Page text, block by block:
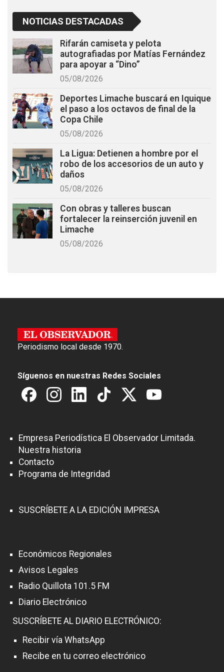
NOTICIAS DESTACADAS
Rifarán camiseta y pelota
autografiadas por Matías Fernández
para apoyar a “Dino”
05/08/2026
Deportes Limache buscará en Iquique
el paso a los octavos de final de la
Copa Chile
05/08/2026
La Ligua: Detienen a hombre por el
robo de los accesorios de un auto y
daños
05/08/2026
Con obras y talleres buscan
fortalecer la reinserción juvenil en
Limache
05/08/2026
Periodismo local desde 1970.
Síguenos en nuestras Redes Sociales
Empresa Periodística El Observador Limitada.
Nuestra historia
Contacto
Programa de Integridad
SUSCRÍBETE A LA EDICIÓN IMPRESA
Económicos Regionales
Avisos Legales
Radio Quillota 101.5 FM
Diario Electrónico
SUSCRÍBETE AL DIARIO ELECTRÓNICO:
Recibir vía WhatsApp
Recibe en tu correo electrónico